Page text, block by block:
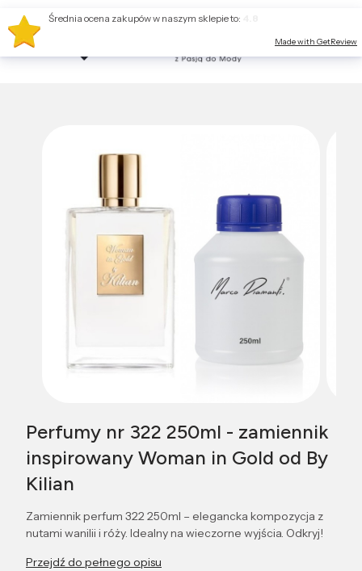
Perfumy nr 322 250ml - zamiennik
inspirowany Woman in Gold od By
Kilian
Zamiennik perfum 322 250ml – elegancka kompozycja z
nutami wanilii i róży. Idealny na wieczorne wyjścia. Odkryj!
Przejdź do pełnego opisu
Średnia ocena zakupów w naszym sklepie to:
Made with GetReview